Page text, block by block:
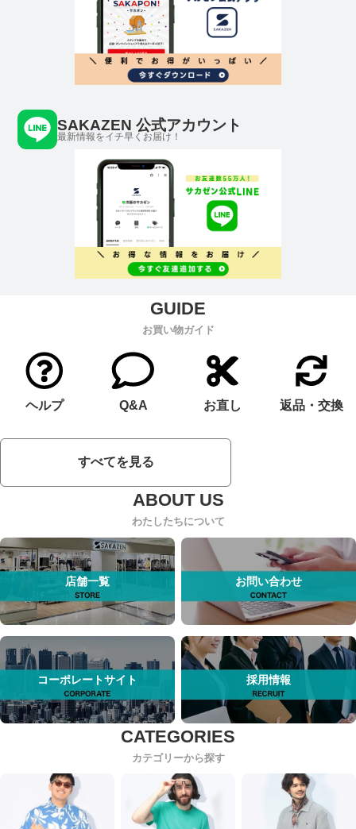
SAKAZEN 公式アカウント
最新情報をイチ早くお届け！
お買い物ガイド
ヘルプ Q&A お直し 返品・交換
すべてを見る
わたしたちについて
店舗一覧 お問い合わせ
コーポレートサイト 採用情報
カテゴリーから探す